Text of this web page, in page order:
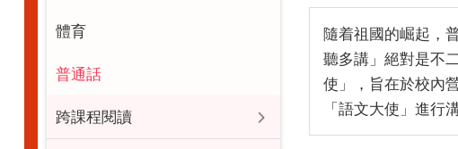
隨着祖國的崛起，
聽多講」絕對是不
使」，旨在於校內
「語文大使」進行
體育
普通話
跨課程閱讀